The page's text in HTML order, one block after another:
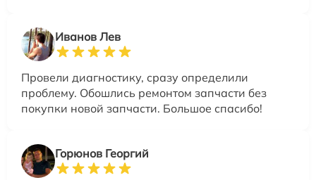
Иванов Лев
Провели диагностику, сразу определили
проблему. Обошлись ремонтом запчасти без
покупки новой запчасти. Большое спасибо!
Горюнов Георгий